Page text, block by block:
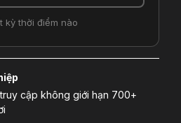
kỳ thời điểm nào
cập không giới hạn 700+